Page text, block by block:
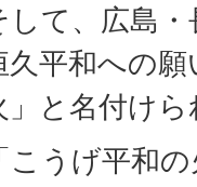
して、広島
久平和への
」と名付け
こうげ平和